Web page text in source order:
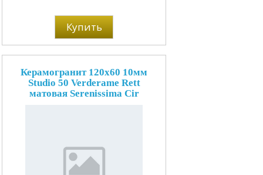
Купить
Керамогранит 120x60 10мм
Studio 50 Verderame Rett
матовая Serenissima Cir